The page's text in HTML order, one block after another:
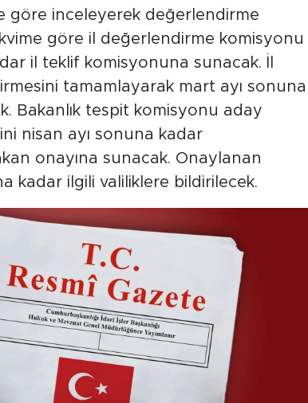
göre inceleyerek değerlendirme
göre il değerlendirme komisyonu
il teklif komisyonuna sunacak. İl
tamamlayarak mart ayı sonuna
Bakanlık tespit komisyonu aday
nisan ayı sonuna kadar
onayına sunacak. Onaylanan
kadar ilgili valiliklere bildirilecek.